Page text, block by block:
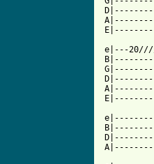
e|---